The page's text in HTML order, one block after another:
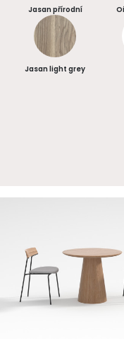
Jasan přírodní
Jasan light grey